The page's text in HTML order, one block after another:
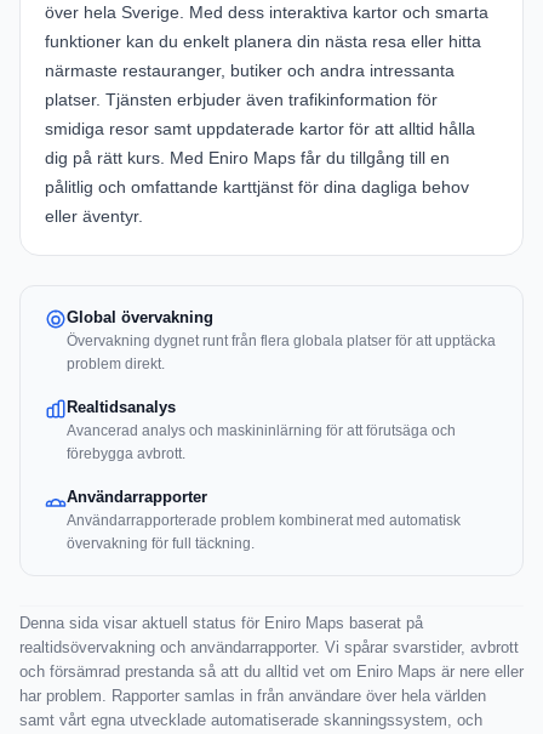
över hela Sverige. Med dess interaktiva kartor och smarta
funktioner kan du enkelt planera din nästa resa eller hitta
närmaste restauranger, butiker och andra intressanta
platser. Tjänsten erbjuder även trafikinformation för
smidiga resor samt uppdaterade kartor för att alltid hålla
dig på rätt kurs. Med Eniro Maps får du tillgång till en
pålitlig och omfattande karttjänst för dina dagliga behov
eller äventyr.
Global övervakning
Övervakning dygnet runt från flera globala platser för att upptäcka
problem direkt.
Realtidsanalys
Avancerad analys och maskininlärning för att förutsäga och
förebygga avbrott.
Användarrapporter
Användarrapporterade problem kombinerat med automatisk
övervakning för full täckning.
Denna sida visar aktuell status för Eniro Maps baserat på
realtidsövervakning och användarrapporter. Vi spårar svarstider, avbrott
och försämrad prestanda så att du alltid vet om Eniro Maps är nere eller
har problem. Rapporter samlas in från användare över hela världen
samt vårt egna utvecklade automatiserade skanningssystem, och